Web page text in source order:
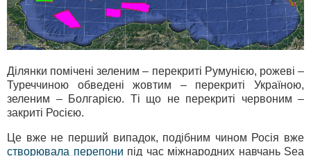
Ділянки помічені зеленим – перекриті Румунією, рожеві –
Туреччиною обведені жовтим – перекриті Україною,
зеленим – Болгарією. Ті що не перекриті червоним –
закриті Росією.
Це вже не перший випадок, подібним чином Росія вже
створювала перепони під час міжнародних навчань Sea